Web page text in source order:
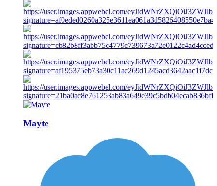
Mayte